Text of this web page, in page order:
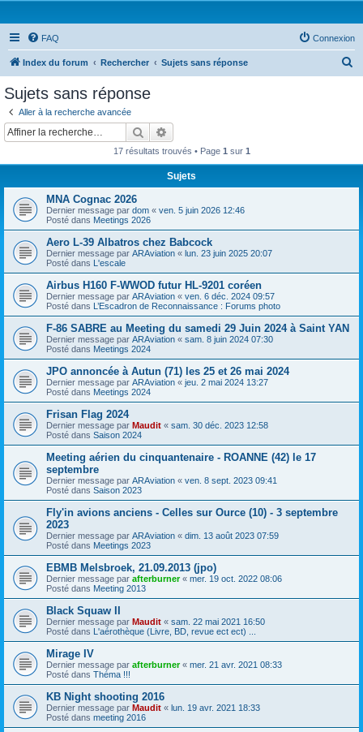
FAQ Connexion
Index du forum Rechercher Sujets sans réponse
Sujets sans réponse
Aller à la recherche avancée
Rechercher
17 résultats trouvés • Page 1 sur 1
Sujets
MNA Cognac 2026
Dernier message par dom « ven. 5 juin 2026 12:46
Posté dans Meetings 2026
Aero L-39 Albatros chez Babcock
Dernier message par ARAviation « lun. 23 juin 2025 20:07
Posté dans L'escale
Airbus H160 F-WWOD futur HL-9201 coréen
Dernier message par ARAviation « ven. 6 déc. 2024 09:57
Posté dans L’Escadron de Reconnaissance : Forums photo
F-86 SABRE au Meeting du samedi 29 Juin 2024 à Saint YAN
Dernier message par ARAviation « sam. 8 juin 2024 07:30
Posté dans Meetings 2024
JPO annoncée à Autun (71) les 25 et 26 mai 2024
Dernier message par ARAviation « jeu. 2 mai 2024 13:27
Posté dans Meetings 2024
Frisan Flag 2024
Dernier message par Maudit « sam. 30 déc. 2023 12:58
Posté dans Saison 2024
Meeting aérien du cinquantenaire - ROANNE (42) le 17
septembre
Dernier message par ARAviation « ven. 8 sept. 2023 09:41
Posté dans Saison 2023
Fly'in avions anciens - Celles sur Ource (10) - 3 septembre
2023
Dernier message par ARAviation « dim. 13 août 2023 07:59
Posté dans Meetings 2023
EBMB Melsbroek, 21.09.2013 (jpo)
Dernier message par afterburner« mer. 19 oct. 2022 08:06
Posté dans Meeting 2013
Black Squaw II
Dernier message par Maudit « sam. 22 mai 2021 16:50
Posté dans L'aérothèque (Livre, BD, revue ect ect) ...
Mirage IV
Dernier message par afterburner« mer. 21 avr. 2021 08:33
Posté dans Théma !!!
KB Night shooting 2016
Dernier message par Maudit « lun. 19 avr. 2021 18:33
Posté dans meeting 2016